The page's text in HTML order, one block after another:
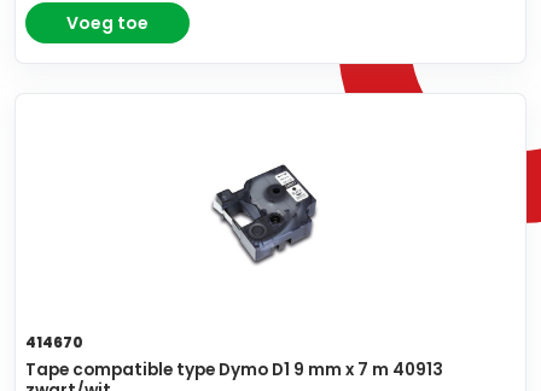
Voeg toe
414670
Tape compatible type Dymo D1 9 mm x 7 m 40913